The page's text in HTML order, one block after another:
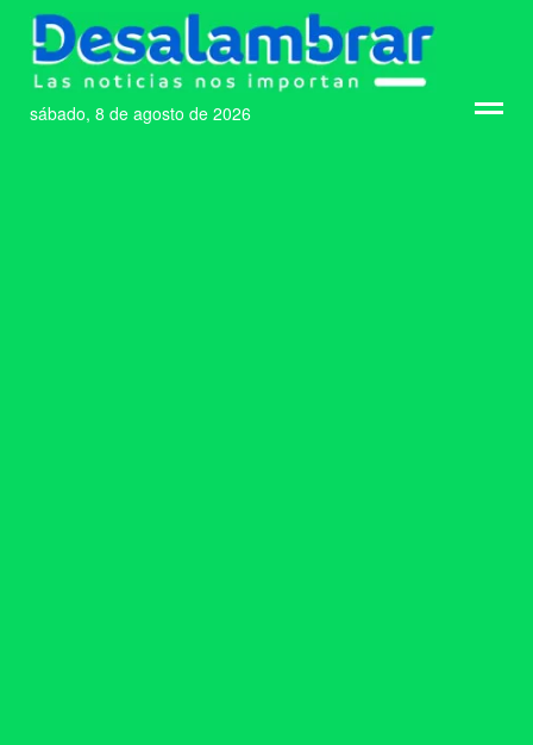
sábado, 8 de agosto de 2026